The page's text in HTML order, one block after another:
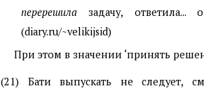
перерешила задачу,
(diary.ru/~velikijsid)
При этом в значении ‘принять
(21) Бати выпускать не следует,